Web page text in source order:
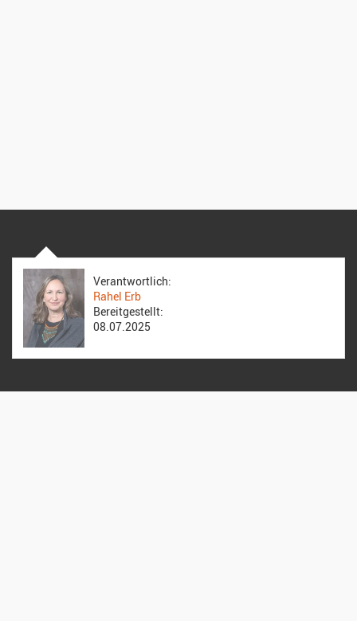
Verantwortlich:
Rahel Erb
Bereitgestellt:
08.07.2025